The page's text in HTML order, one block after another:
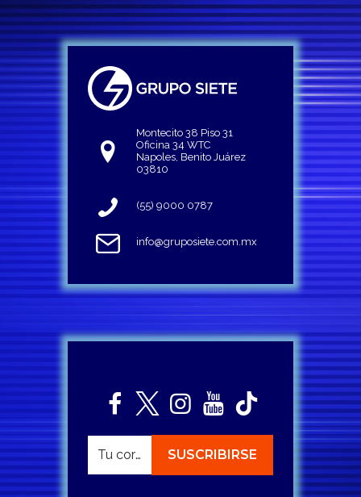
Montecito 38 Piso 31
Oficina 34 WTC
Napoles, Benito Juárez
03810
(55) 9000 0787
info@gruposiete.com.mx